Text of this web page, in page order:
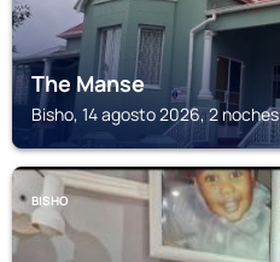
The Manse
Bisho, 14 agosto 2026, 2 noches
BISHO